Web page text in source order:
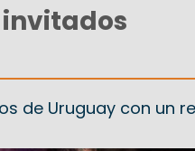
de Uruguay con un